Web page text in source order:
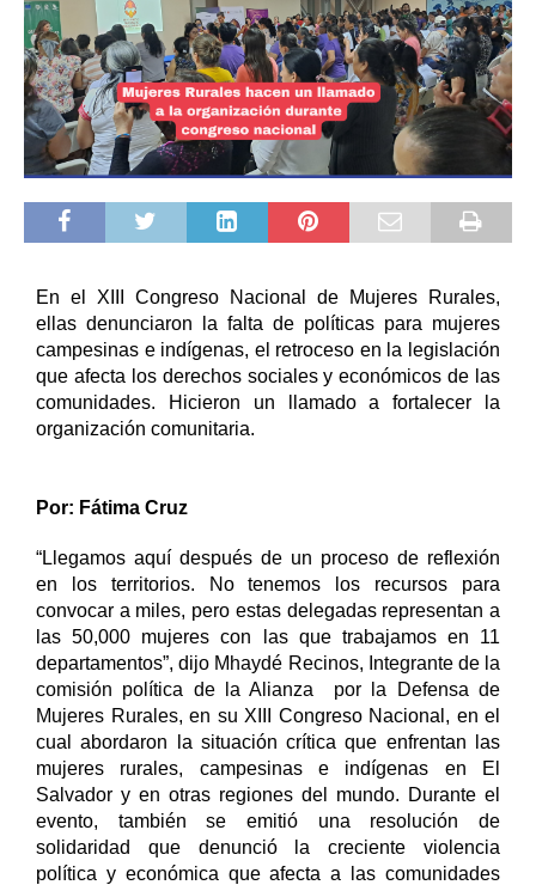
En el XIII Congreso Nacional de Mujeres Rurales,
ellas denunciaron la falta de políticas para mujeres
campesinas e indígenas, el retroceso en la legislación
que afecta los derechos sociales y económicos de las
comunidades. Hicieron un llamado a fortalecer la
organización comunitaria.
Por: Fátima Cruz
“Llegamos aquí después de un proceso de reflexión
en los territorios. No tenemos los recursos para
convocar a miles, pero estas delegadas representan a
las 50,000 mujeres con las que trabajamos en 11
departamentos”, dijo Mhaydé Recinos, Integrante de la
comisión política de la Alianza  por la Defensa de
Mujeres Rurales, en su XIII Congreso Nacional, en el
cual abordaron la situación crítica que enfrentan las
mujeres rurales, campesinas e indígenas en El
Salvador y en otras regiones del mundo. Durante el
evento, también se emitió una resolución de
solidaridad que denunció la creciente violencia
política y económica que afecta a las comunidades